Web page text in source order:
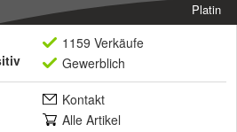
Platin
1159 Verkäufe
Gewerblich
Kontakt
Alle Artikel